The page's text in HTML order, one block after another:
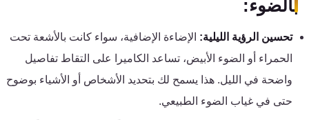
بالضوء:
تحسين الرؤية الليلية:الإضاءة الإضافية، سواء كانت بالأشعة تحت
الحمراء أو الضوء الأبيض، تساعد الكاميرا على التقاط تفاصيل
واضحة في الليل. هذا يسمح لك بتحديد الأشخاص أو الأشياء بوضوح
حتى في غياب الضوء الطبيعي.
كنترول